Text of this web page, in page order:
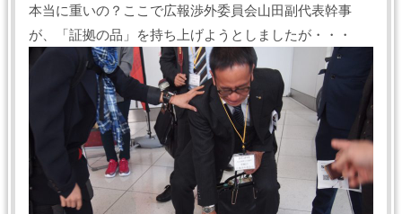
本当に重いの？ここで広報渉外委員会山田副代表幹事
が、「証拠の品」を持ち上げようとしましたが・・・